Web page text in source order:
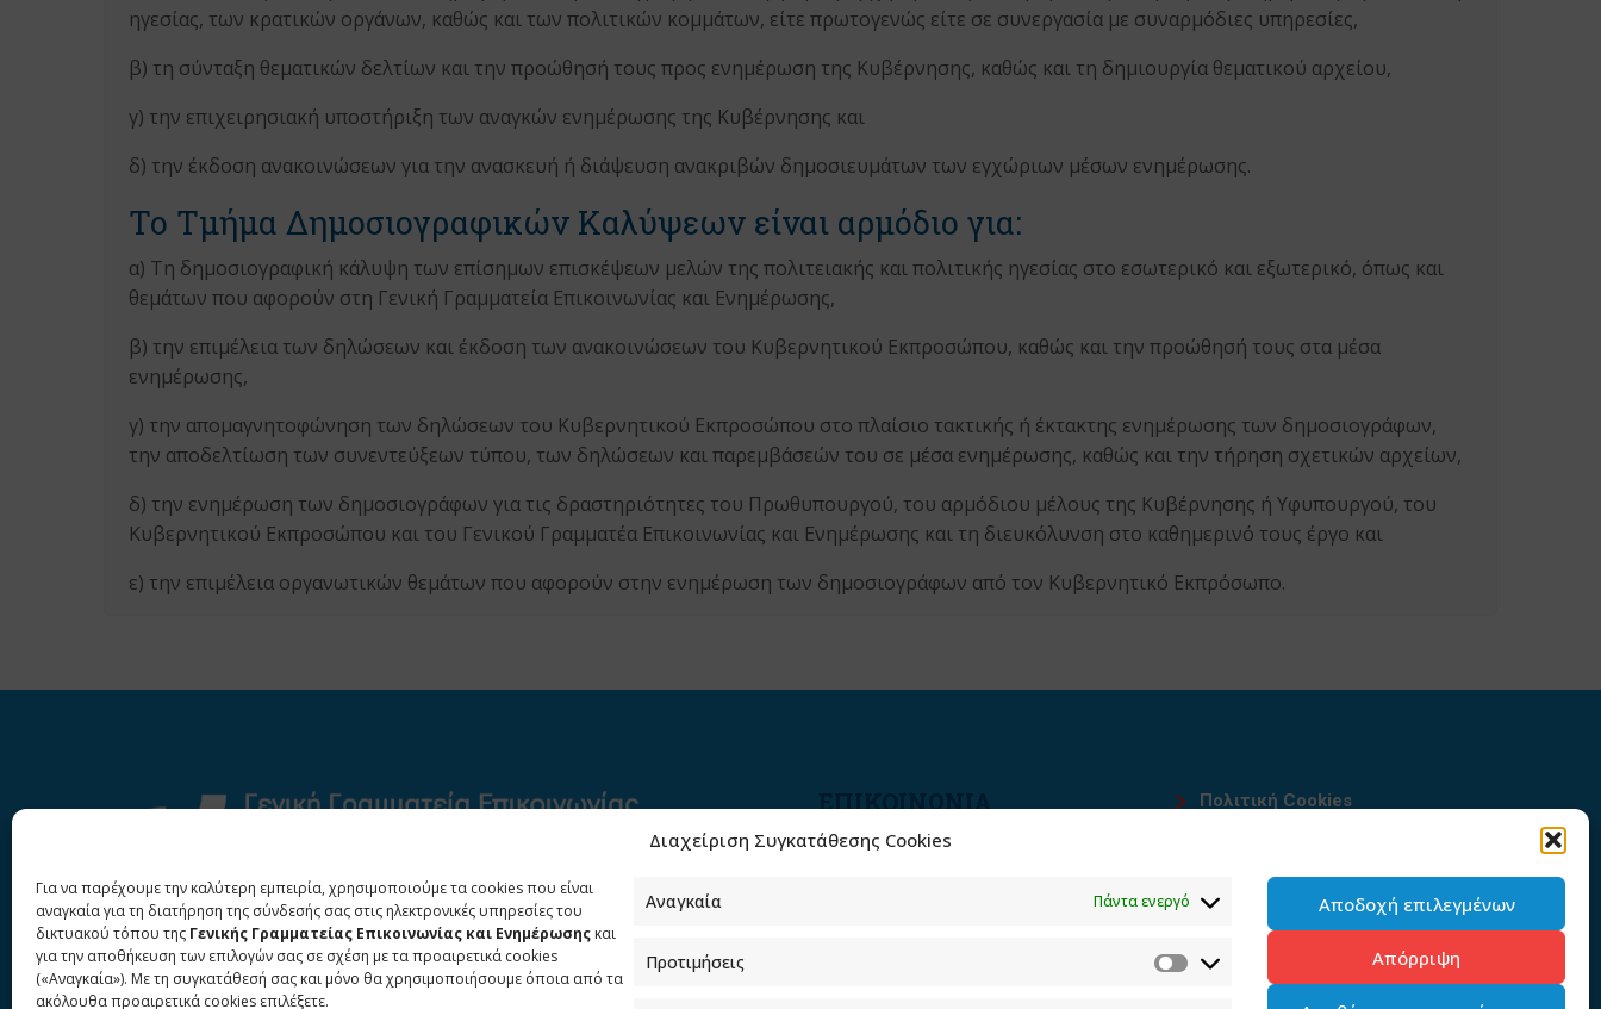
Διαχείριση Συγκατάθεσης Cookies
Για να παρέχουμε την καλύτερη εμπειρία, χρησιμοποιούμε τα cookies που είναι
αναγκαία για τη διατήρηση της σύνδεσής σας στις ηλεκτρονικές υπηρεσίες του
δικτυακού τόπου της Γενικής Γραμματείας Επικοινωνίας και Ενημέρωσης και
για την αποθήκευση των επιλογών σας σε σχέση με τα προαιρετικά cookies
(«Αναγκαία»). Με τη συγκατάθεσή σας και μόνο θα χρησιμοποιήσουμε όποια από τα
ακόλουθα προαιρετικά cookies επιλέξετε.
Αναγκαία Πάντα ενεργό
Προτιμήσεις
Αποδοχή επιλεγμένων
Απόρριψη
ηγεσίας, των κρατικών οργάνων, καθώς και των πολιτικών κομμάτων, είτε πρωτογενώς είτε σε συνεργασία με συναρμόδιες υπηρεσίες,
β) τη σύνταξη θεματικών δελτίων και την προώθησή τους προς ενημέρωση της Κυβέρνησης, καθώς και τη δημιουργία θεματικού αρχείου,
γ) την επιχειρησιακή υποστήριξη των αναγκών ενημέρωσης της Κυβέρνησης και
δ) την έκδοση ανακοινώσεων για την ανασκευή ή διάψευση ανακριβών δημοσιευμάτων των εγχώριων μέσων ενημέρωσης.
Το Τμήμα Δημοσιογραφικών Καλύψεων είναι αρμόδιο για:
α) Τη δημοσιογραφική κάλυψη των επίσημων επισκέψεων μελών της πολιτειακής και πολιτικής ηγεσίας στο εσωτερικό και εξωτερικό, όπως και
θεμάτων που αφορούν στη Γενική Γραμματεία Επικοινωνίας και Ενημέρωσης,
β) την επιμέλεια των δηλώσεων και έκδοση των ανακοινώσεων του Κυβερνητικού Εκπροσώπου, καθώς και την προώθησή τους στα μέσα
ενημέρωσης,
γ) την απομαγνητοφώνηση των δηλώσεων του Κυβερνητικού Εκπροσώπου στο πλαίσιο τακτικής ή έκτακτης ενημέρωσης των δημοσιογράφων,
την αποδελτίωση των συνεντεύξεων τύπου, των δηλώσεων και παρεμβάσεών του σε μέσα ενημέρωσης, καθώς και την τήρηση σχετικών αρχείων,
δ) την ενημέρωση των δημοσιογράφων για τις δραστηριότητες του Πρωθυπουργού, του αρμόδιου μέλους της Κυβέρνησης ή Υφυπουργού, του
Κυβερνητικού Εκπροσώπου και του Γενικού Γραμματέα Επικοινωνίας και Ενημέρωσης και τη διευκόλυνση στο καθημερινό τους έργο και
ε) την επιμέλεια οργανωτικών θεμάτων που αφορούν στην ενημέρωση των δημοσιογράφων από τον Κυβερνητικό Εκπρόσωπο.
ΕΠΙΚΟΙΝΩΝΙΑ
Φραγκούδη 11 & Αλεξάνδρου
Πολιτική Cookies
Πολιτική προστασίας
προσωπικών δεδομένων του
παρόντος ιστότοπου
Διαχείρηση συγκατάθεσης